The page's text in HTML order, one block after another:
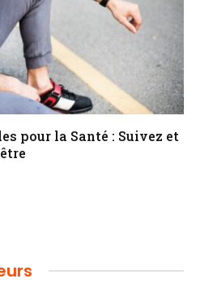
pour la Santé : Suivez et